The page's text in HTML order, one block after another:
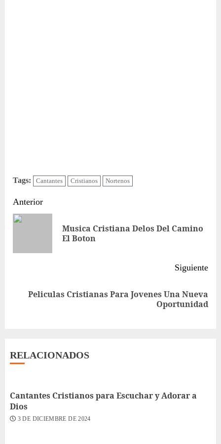
Tags: Cantantes Cristianos Nortenos
Sigue
leyendo
Anterior
Musica Cristiana Delos Del Camino
El Boton
Siguiente
Siguiente
Peliculas Cristianas Para Jovenes Una Nueva
Oportunidad
RELACIONADOS
Cantantes Cristianos para Escuchar y Adorar a
Dios
3 DE DICIEMBRE DE 2024